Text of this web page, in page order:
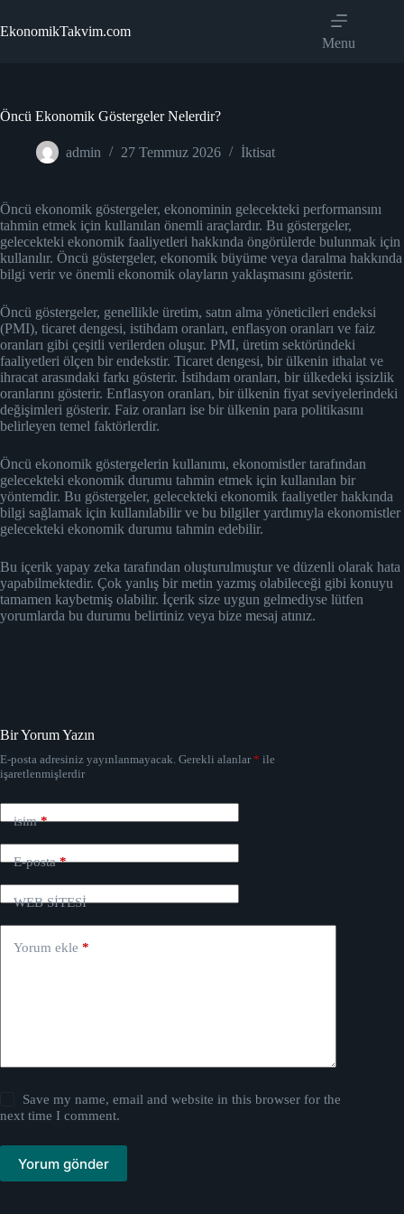
to
content
EkonomikTakvim.com
Menu
Öncü Ekonomik Göstergeler Nelerdir?
admin 27 Temmuz 2026 İktisat
Öncü ekonomik göstergeler, ekonominin gelecekteki performansını
tahmin etmek için kullanılan önemli araçlardır. Bu göstergeler,
gelecekteki ekonomik faaliyetleri hakkında öngörülerde bulunmak için
kullanılır. Öncü göstergeler, ekonomik büyüme veya daralma hakkında
bilgi verir ve önemli ekonomik olayların yaklaşmasını gösterir.
Öncü göstergeler, genellikle üretim, satın alma yöneticileri endeksi
(PMI), ticaret dengesi, istihdam oranları, enflasyon oranları ve faiz
oranları gibi çeşitli verilerden oluşur. PMI, üretim sektöründeki
faaliyetleri ölçen bir endekstir. Ticaret dengesi, bir ülkenin ithalat ve
ihracat arasındaki farkı gösterir. İstihdam oranları, bir ülkedeki işsizlik
oranlarını gösterir. Enflasyon oranları, bir ülkenin fiyat seviyelerindeki
değişimleri gösterir. Faiz oranları ise bir ülkenin para politikasını
belirleyen temel faktörlerdir.
Öncü ekonomik göstergelerin kullanımı, ekonomistler tarafından
gelecekteki ekonomik durumu tahmin etmek için kullanılan bir
yöntemdir. Bu göstergeler, gelecekteki ekonomik faaliyetler hakkında
bilgi sağlamak için kullanılabilir ve bu bilgiler yardımıyla ekonomistler
gelecekteki ekonomik durumu tahmin edebilir.
Bu içerik yapay zeka tarafından oluşturulmuştur ve düzenli olarak hata
yapabilmektedir. Çok yanlış bir metin yazmış olabileceği gibi konuyu
tamamen kaybetmiş olabilir. İçerik size uygun gelmediyse lütfen
yorumlarda bu durumu belirtiniz veya bize mesaj atınız.
Bir Yorum Yazın
E-posta adresiniz yayınlanmayacak. Gerekli alanlar* ile
işaretlenmişlerdir
isim*
E-posta*
WEB SİTESİ
Yorum ekle *
Save my name, email and website in this browser for the
next time I comment.
Yorum gönder